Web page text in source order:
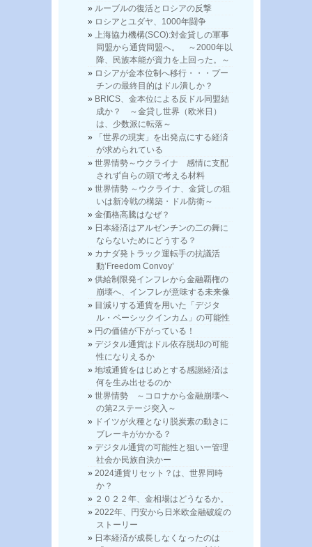
ルーブルの復活とロシアの反撃
ロシアとユダヤ、1000年闘争
上海協力機構(SCO):対金貸しの軍事
同盟から通貨同盟へ。 ～2000年以
降、民族本能が資力を上回った。～
ロシアが金本位制へ移行・・・プー
チンの最終目的はドル潰しか？
BRICS、金本位による反ドル同盟結
成か？ ～金貸し世界（欧米日）
は、少数派に転落～
「世界の現実」を出発点にする経済
が求められている
世界情勢～ウクライナ 感情に支配
されず自らの頭で考える材料
世界情勢 ～ウクライナ、金貸しの狙
いは新冷戦の構築・ドル防衛～
金価格高騰はなぜ？
日本経済はアルゼンチンの二の舞に
ならないためにどうする？
カナダ発トラック運転手の抗議活
動’Freedom Convoy’
供給制限発インフレから金融覇権の
崩壊へ、インフレが意味する未来像
目減りする通貨を用いた「デジタ
ル・ベーシックインカム」の可能性
円の価値が下がっている！
デジタル通貨はドル依存脱却の可能
性になりえるか
地域通貨をはじめとする感謝経済は
何を生み出せるのか
世界情勢 ～コロナから金融崩壊へ
の第2ステージ突入～
ドイツが火種となり脱炭素の動きに
ブレーキがかかる？
デジタル通貨の可能性と狙いー管理
社会か民族自決かー
2024通貨リセット？は、世界同時
か？
２０２２年、金相場はどうなるか。
2022年、円安から日米欧金融破綻の
ストーリー
日本経済が成長しなくなったのは